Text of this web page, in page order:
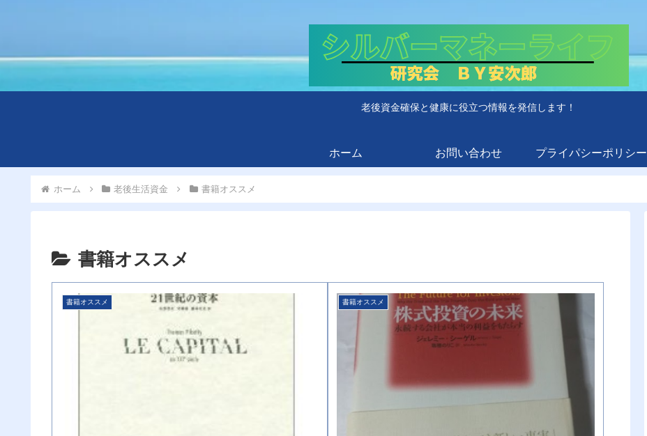
老後資金確保と健康に役立つ情報を発信します！
ホーム お問い合わせ プライパシーポリシー
ホーム 老後生活資金 書籍オススメ
書籍オススメ
書籍オススメ 書籍オススメ